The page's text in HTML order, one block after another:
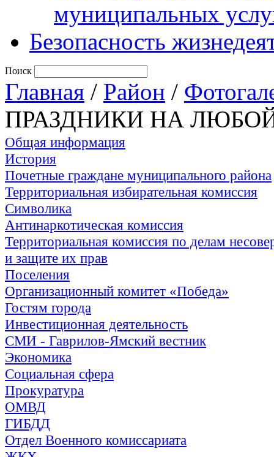
муниципальных
Безопасность
Поиск
Главная / Район /
ПРАЗДНИКИ НА ЛЮБОЙ
Общая информация
История
Почетные граждане муниципального района
Территориальная избирательная комиссия
Символика
Антинаркотическая комиссия
Территориальная комиссия по делам
и защите их прав
Поселения
Организационный комитет «Победа»
Гостям города
Инвестиционная деятельность
СМИ - Гаврилов-Ямский вестник
Экономика
Социальная сфера
Прокуратура
ОМВД
ГИБДД
Отдел Военного комиссариата